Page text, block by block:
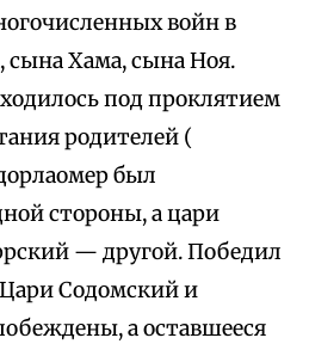
войн в
сына Хама, сына Ноя.
под проклятием
родителей (
был
стороны, а цари
— другой. Победил
Содомский и
а оставшееся